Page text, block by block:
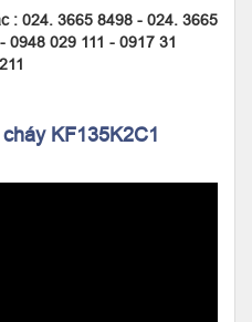
: 024. 3665 8498 - 024. 3665
0948 029 111 - 0917 31
KF135K2C1